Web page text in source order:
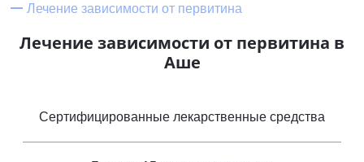
Лечение зависимости от первитина
Лечение зависимости от первитина в
Аше
Сертифицированные лекарственные средства